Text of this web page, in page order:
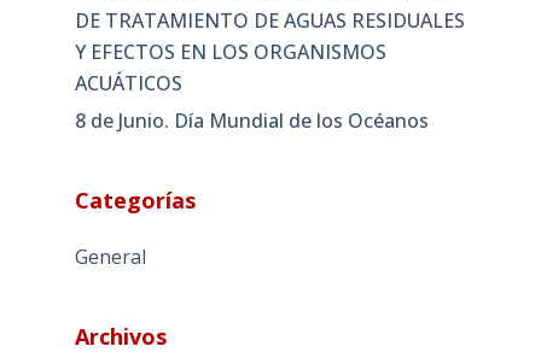
DE TRATAMIENTO DE AGUAS RESIDUALES
Y EFECTOS EN LOS ORGANISMOS
ACUÁTICOS
8 de Junio. Día Mundial de los Océanos
Categorías
General
Archivos